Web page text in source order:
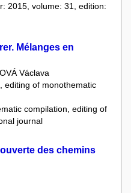
2015, volume: 31, edition:
Mélanges en
Václava
editing of monothematic
compilation, editing of
journal
des chemins